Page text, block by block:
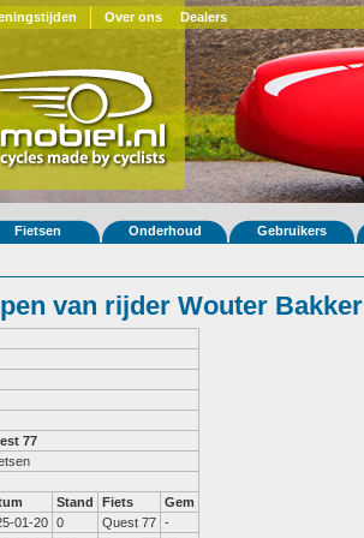
Over ons Dealers
Fietsen Onderhoud Gebruikers
van rijder Wouter Bakker
77
Stand Fiets
Gem
01-20 0 Quest 77 -